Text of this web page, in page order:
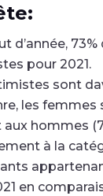
d’année,
pour 2021.
sont
les
hommes
à la
en